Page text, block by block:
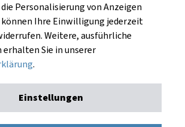
GmbH
Personalisierung von Anzeigen
können Ihre Einwilligung jederzeit
Weitere, ausführliche
Sie in unserer
.
Einstellungen